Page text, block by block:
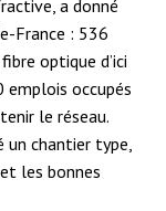
a donné
France : 536
optique d’ici
occupés
le réseau.
un chantier type,
les bonnes